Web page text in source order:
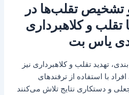
تقلب‌ها در
تقلب و کلاهبرداری
یاس بت
تهدید تقلب و کلاهبرداری نیز
با استفاده از ترفندهای
و دستکاری نتایج تلاش می‌کنند